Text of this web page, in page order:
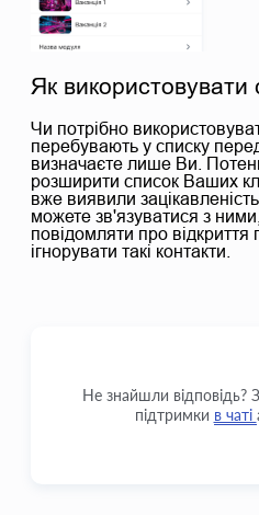
Як використовувати
Чи потрібно
перебувають у списку
визначаєте лише Ви.
розширити список Ваших
вже виявили
можете зв'язуватися з
повідомляти про
ігнорувати такі контакти.
Не знайшли відповідь?
підтримки в чаті